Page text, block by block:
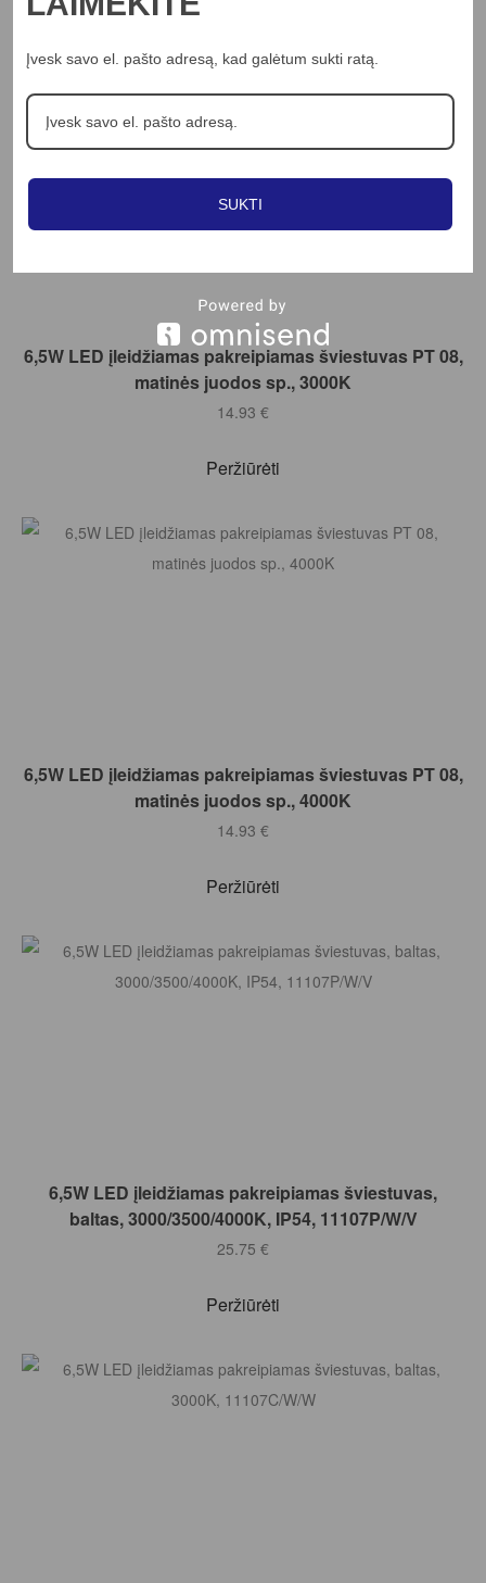
Peržiūrėti
Į KREPŠELĮ
6,5W LED įleidžiamas pakreipiamas šviestuvas PT 08,
matinės juodos sp., 3000K
14.93 €
Peržiūrėti
Į KREPŠELĮ
6,5W LED įleidžiamas pakreipiamas šviestuvas PT 08,
matinės juodos sp., 4000K
14.93 €
Peržiūrėti
Į KREPŠELĮ
6,5W LED įleidžiamas pakreipiamas šviestuvas,
baltas, 3000/3500/4000K, IP54, 11107P/W/V
25.75 €
Peržiūrėti
Įvesk savo el. pašto adresą, kad galėtum sukti ratą.
SUKTI